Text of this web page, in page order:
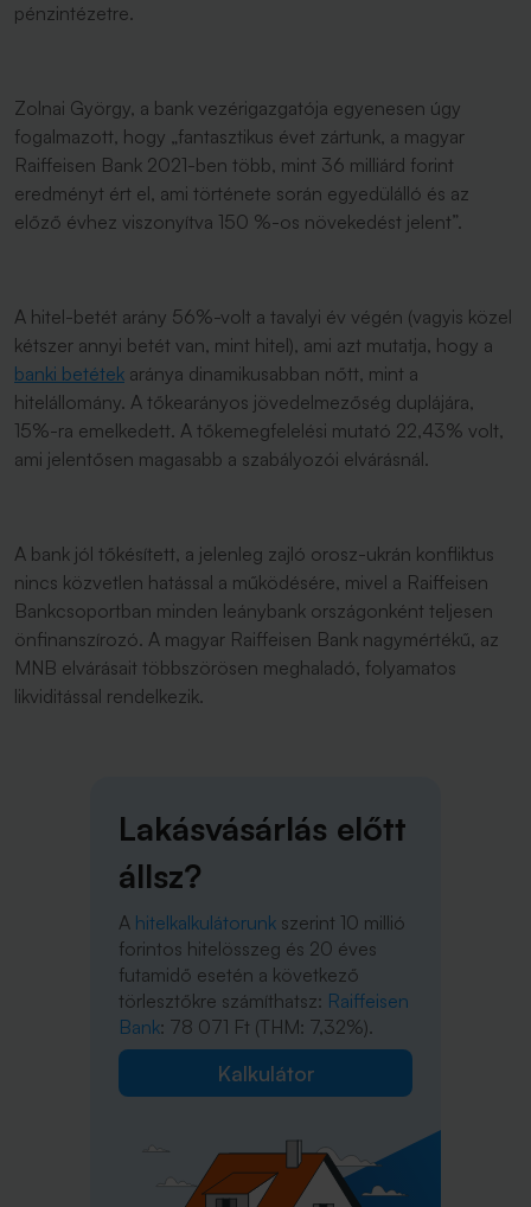
pénzintézetre.
Zolnai György, a bank vezérigazgatója egyenesen úgy
fogalmazott, hogy „fantasztikus évet zártunk, a magyar
Raiffeisen Bank 2021-ben több, mint 36 milliárd forint
eredményt ért el, ami története során egyedülálló és az
előző évhez viszonyítva 150 %-os növekedést jelent”.
A hitel-betét arány 56%-volt a tavalyi év végén (vagyis közel
kétszer annyi betét van, mint hitel), ami azt mutatja, hogy a
banki betétek aránya dinamikusabban nőtt, mint a
hitelállomány. A tőkearányos jövedelmezőség duplájára,
15%-ra emelkedett. A tőkemegfelelési mutató 22,43% volt,
ami jelentősen magasabb a szabályozói elvárásnál.
A bank jól tőkésített, a jelenleg zajló orosz-ukrán konfliktus
nincs közvetlen hatással a működésére, mivel a Raiffeisen
Bankcsoportban minden leánybank országonként teljesen
önfinanszírozó. A magyar Raiffeisen Bank nagymértékű, az
MNB elvárásait többszörösen meghaladó, folyamatos
likviditással rendelkezik.
Lakásvásárlás előtt
állsz?
A hitelkalkulátorunk szerint 10 millió
forintos hitelösszeg és 20 éves
futamidő esetén a következő
törlesztőkre számíthatsz: Raiffeisen
Bank: 78 071 Ft (THM: 7,32%).
Kalkulátor